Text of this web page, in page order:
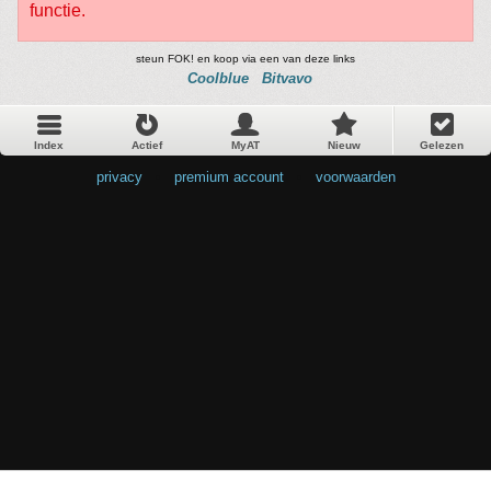
functie.
steun FOK! en koop via een van deze links
Coolblue Bitvavo
Index Actief MyAT Nieuw Gelezen
privacy premium account voorwaarden